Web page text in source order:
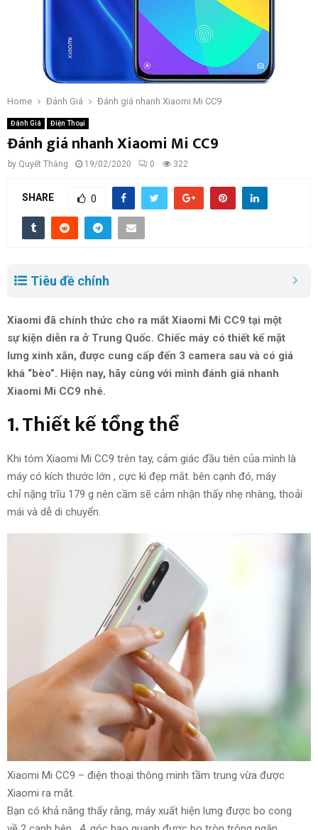
Home Đánh Giá Đánh giá nhanh Xiaomi Mi CC9
Đánh Giá Điện Thoại
Đánh giá nhanh Xiaomi Mi CC9
by Quyết Thắng 19/02/2020 0 322
SHARE 0
Tiêu đề chính
Xiaomi đã chính thức cho ra mắt Xiaomi Mi CC9 tại một
sự kiện diễn ra ở Trung Quốc. Chiếc máy có thiết kế mặt
lưng xinh xắn, được cung cấp đến 3 camera sauvà có giá
khá “bèo”. Hiện nay, hãy cùng với mình đánh giá nhanh
Xiaomi Mi CC9 nhé.
1. Thiết kế tổng thể
Khi tóm Xiaomi Mi CC9 trên tay, cảm giác đầu tiên của mình là
máy có kích thước lớn , cực kì đẹp mắt bên cạnh đó, máy
chỉ nặng trĩu 179 g nên cầm sẽ cảm nhận thấy nhẹ nhàng, thoải
mái và dễ di chuyển.
Xiaomi Mi CC9 – điện thoại thông minh tầm trung vừa được
Xiaomi ra mắt.
Bạn có khả năng thấy rằng, máy xuất hiện lưng được bo cong